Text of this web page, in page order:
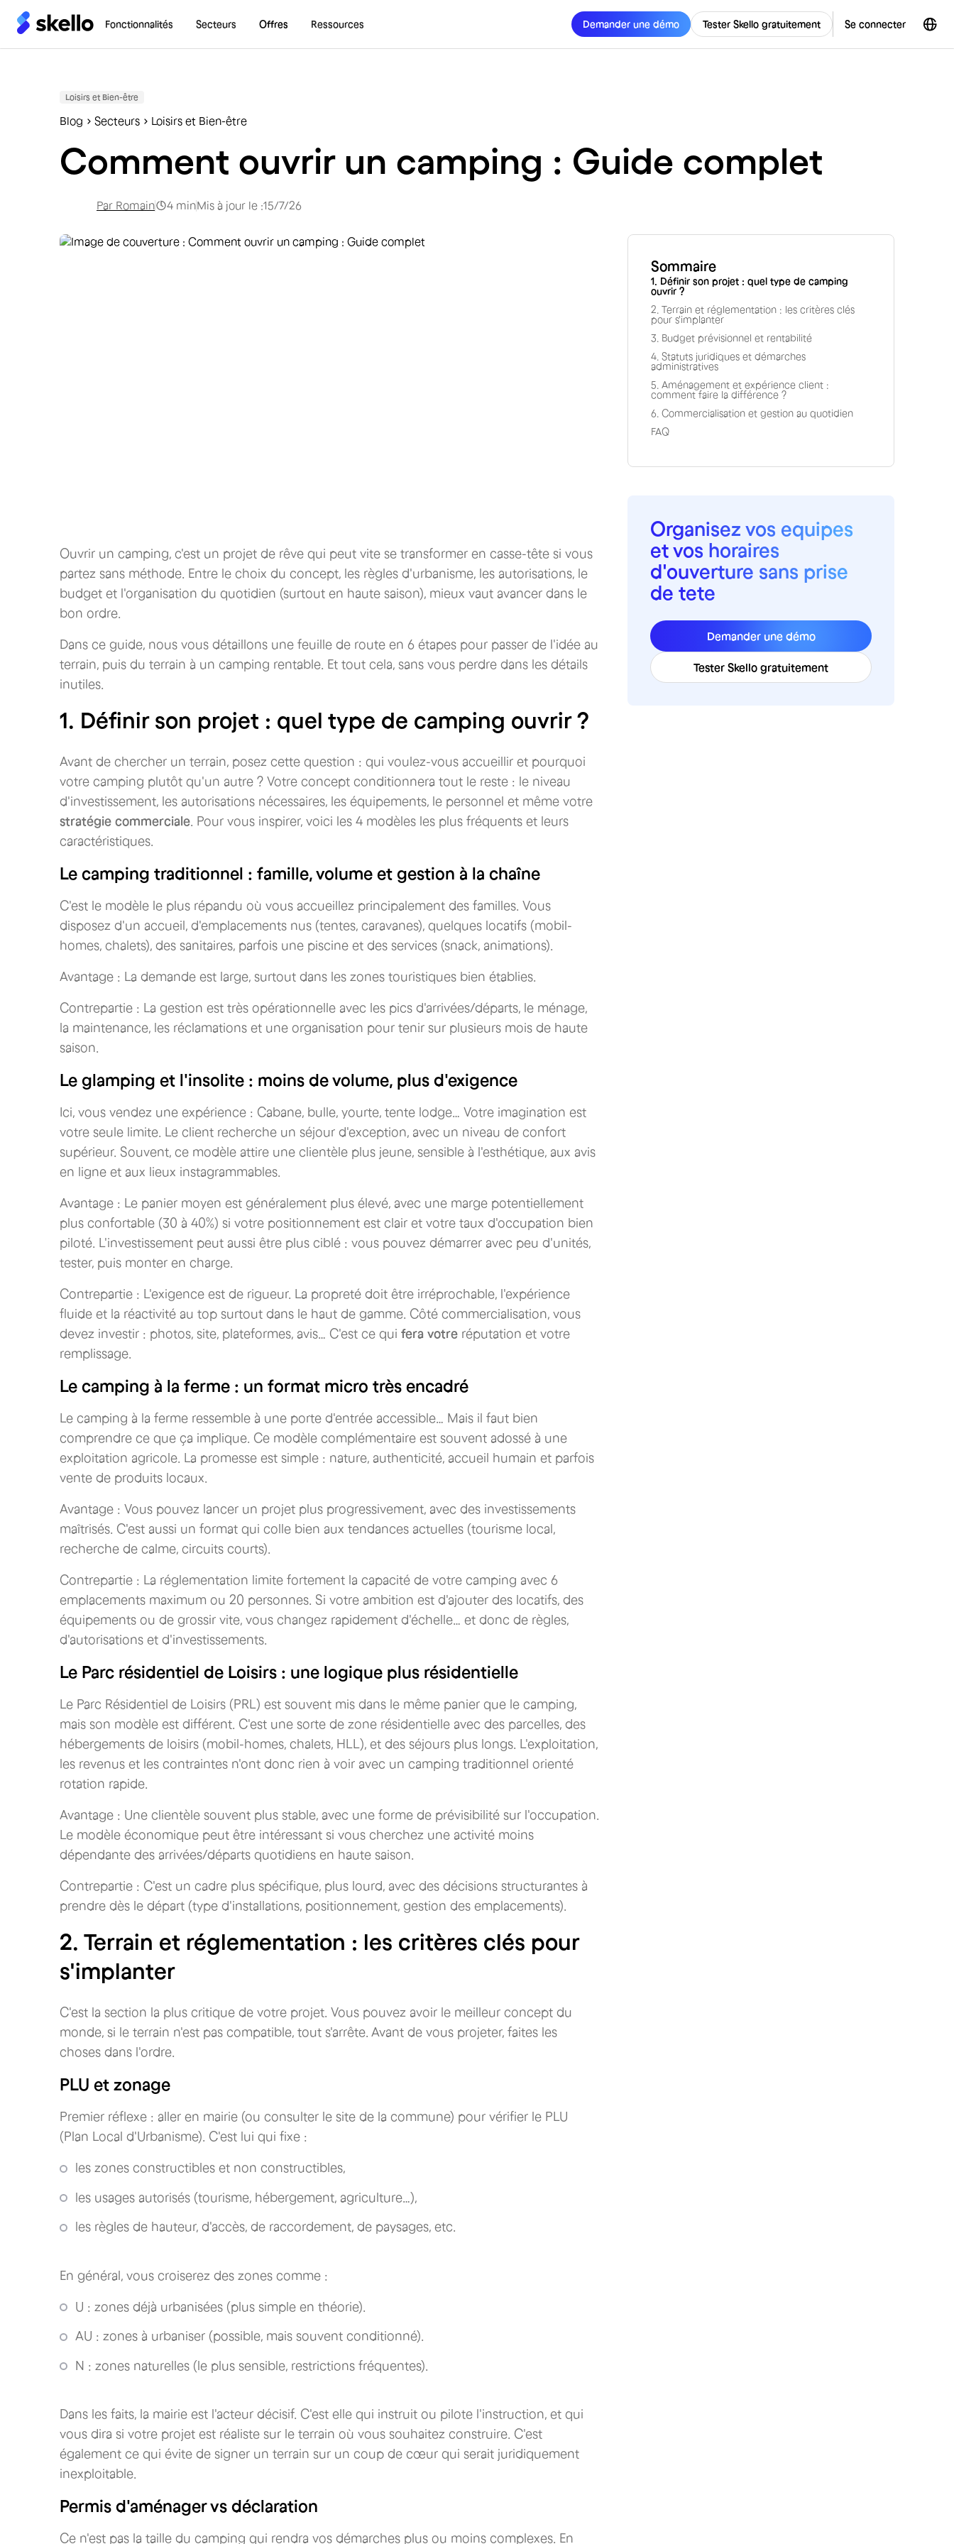
Fonctionnalités Secteurs Offres Ressources Demander une démo Tester Skello gratuitement Se connecter
Loisirs et Bien-être
Blog Secteurs Loisirs et Bien-être
Comment ouvrir un camping : Guide complet
Par Romain 4 minMis à jour le :15/7/26
Ouvrir un camping, c'est un projet de rêve qui peut vite se transformer en casse-tête si vous
partez sans méthode. Entre le choix du concept, les règles d'urbanisme, les autorisations, le
budget et l'organisation du quotidien (surtout en haute saison), mieux vaut avancer dans le
bon ordre.
Dans ce guide, nous vous détaillons une feuille de route en 6 étapes pour passer de l'idée au
terrain, puis du terrain à un camping rentable. Et tout cela, sans vous perdre dans les détails
inutiles.
1. Définir son projet : quel type de camping ouvrir ?
Avant de chercher un terrain, posez cette question : qui voulez-vous accueillir et pourquoi
votre camping plutôt qu'un autre ? Votre concept conditionnera tout le reste : le niveau
d'investissement, les autorisations nécessaires, les équipements, le personnel et même votre
stratégie commerciale. Pour vous inspirer, voici les 4 modèles les plus fréquents et leurs
caractéristiques.
Le camping traditionnel : famille, volume et gestion à la chaîne
C'est le modèle le plus répandu où vous accueillez principalement des familles. Vous
disposez d'un accueil, d'emplacements nus (tentes, caravanes), quelques locatifs (mobil-
homes, chalets), des sanitaires, parfois une piscine et des services (snack, animations).
Avantage : La demande est large, surtout dans les zones touristiques bien établies.
Contrepartie : La gestion est très opérationnelle avec les pics d'arrivées/départs, le ménage,
la maintenance, les réclamations et une organisation pour tenir sur plusieurs mois de haute
saison.
Le glamping et l'insolite : moins de volume, plus d'exigence
Ici, vous vendez une expérience : Cabane, bulle, yourte, tente lodge… Votre imagination est
votre seule limite. Le client recherche un séjour d'exception, avec un niveau de confort
supérieur. Souvent, ce modèle attire une clientèle plus jeune, sensible à l'esthétique, aux avis
en ligne et aux lieux instagrammables.
Avantage : Le panier moyen est généralement plus élevé, avec une marge potentiellement
plus confortable (30 à 40%) si votre positionnement est clair et votre taux d'occupation bien
piloté. L'investissement peut aussi être plus ciblé : vous pouvez démarrer avec peu d'unités,
tester, puis monter en charge.
Contrepartie : L'exigence est de rigueur. La propreté doit être irréprochable, l'expérience
fluide et la réactivité au top surtout dans le haut de gamme. Côté commercialisation, vous
devez investir : photos, site, plateformes, avis… C'est ce qui fera votre réputation et votre
remplissage.
Le camping à la ferme : un format micro très encadré
Le camping à la ferme ressemble à une porte d'entrée accessible… Mais il faut bien
comprendre ce que ça implique. Ce modèle complémentaire est souvent adossé à une
exploitation agricole. La promesse est simple : nature, authenticité, accueil humain et parfois
vente de produits locaux.
Avantage : Vous pouvez lancer un projet plus progressivement, avec des investissements
maîtrisés. C'est aussi un format qui colle bien aux tendances actuelles (tourisme local,
recherche de calme, circuits courts).
Contrepartie : La réglementation limite fortement la capacité de votre camping avec 6
emplacements maximum ou 20 personnes. Si votre ambition est d'ajouter des locatifs, des
équipements ou de grossir vite, vous changez rapidement d'échelle… et donc de règles,
d'autorisations et d'investissements.
Le Parc résidentiel de Loisirs : une logique plus résidentielle
Le Parc Résidentiel de Loisirs (PRL) est souvent mis dans le même panier que le camping,
mais son modèle est différent. C'est une sorte de zone résidentielle avec des parcelles, des
hébergements de loisirs (mobil-homes, chalets, HLL), et des séjours plus longs. L'exploitation,
les revenus et les contraintes n'ont donc rien à voir avec un camping traditionnel orienté
rotation rapide.
Avantage : Une clientèle souvent plus stable, avec une forme de prévisibilité sur l'occupation.
Le modèle économique peut être intéressant si vous cherchez une activité moins
dépendante des arrivées/départs quotidiens en haute saison.
Contrepartie : C'est un cadre plus spécifique, plus lourd, avec des décisions structurantes à
prendre dès le départ (type d'installations, positionnement, gestion des emplacements).
2. Terrain et réglementation : les critères clés pour
s'implanter
C'est la section la plus critique de votre projet. Vous pouvez avoir le meilleur concept du
monde, si le terrain n'est pas compatible, tout s'arrête. Avant de vous projeter, faites les
choses dans l'ordre.
PLU et zonage
Premier réflexe : aller en mairie (ou consulter le site de la commune) pour vérifier le PLU
(Plan Local d'Urbanisme). C'est lui qui fixe :
les zones constructibles et non constructibles,
les usages autorisés (tourisme, hébergement, agriculture…),
les règles de hauteur, d'accès, de raccordement, de paysages, etc.
En général, vous croiserez des zones comme :
U : zones déjà urbanisées (plus simple en théorie).
AU : zones à urbaniser (possible, mais souvent conditionné).
N : zones naturelles (le plus sensible, restrictions fréquentes).
Dans les faits, la mairie est l'acteur décisif. C'est elle qui instruit ou pilote l'instruction, et qui
vous dira si votre projet est réaliste sur le terrain où vous souhaitez construire. C'est
également ce qui évite de signer un terrain sur un coup de cœur qui serait juridiquement
inexploitable.
Permis d'aménager vs déclaration
Ce n'est pas la taille du camping qui rendra vos démarches plus ou moins complexes. En
Sommaire
1. Définir son projet : quel type de camping
ouvrir ?
2. Terrain et réglementation : les critères clés
pour s'implanter
3. Budget prévisionnel et rentabilité
4. Statuts juridiques et démarches
administratives
5. Aménagement et expérience client :
comment faire la différence ?
6. Commercialisation et gestion au quotidien
FAQ
Organisez vos equipes
et vos horaires
d'ouverture sans prise
de tete
Demander une démo
Tester Skello gratuitement